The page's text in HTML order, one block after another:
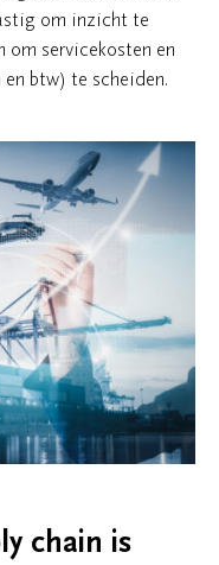
om inzicht te
om servicekosten en
btw) te scheiden.
chain is